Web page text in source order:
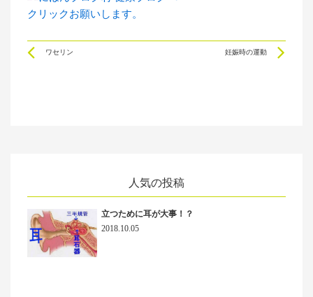
クリックお願いします。
Prev
ワセリン 妊娠時の運動
人気の投稿
立つために耳が大事！？
2018.10.05